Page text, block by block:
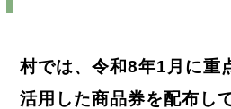
村では、令和8年1月に重
活用した商品券を配布し